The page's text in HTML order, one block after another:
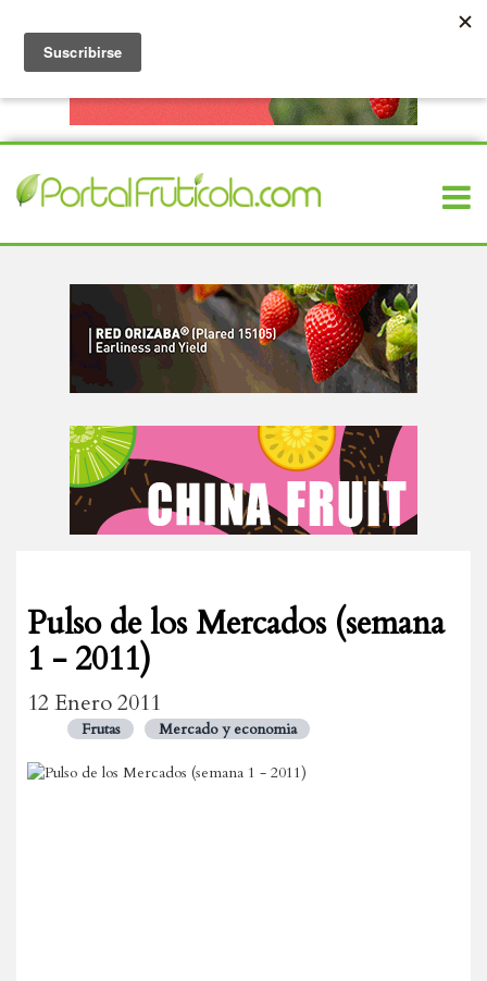
Pulso de los Mercados (semana
1 - 2011)
12 Enero 2011
Frutas Mercado y economia